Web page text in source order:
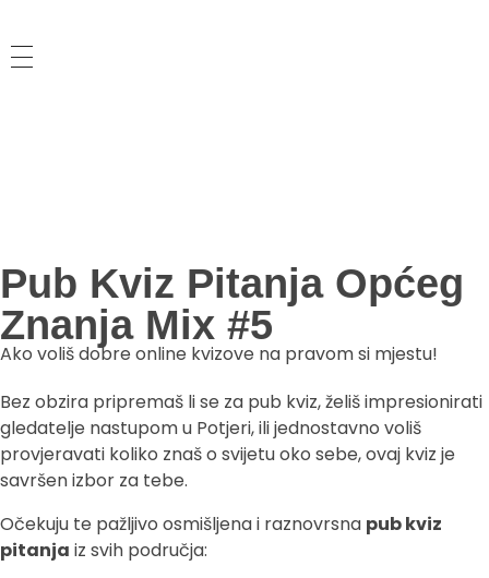
Pub Kviz Pitanja Općeg
Znanja Mix #5
Ako voliš dobre online kvizove na pravom si mjestu!
Bez obzira pripremaš li se za pub kviz, želiš impresionirati
gledatelje nastupom u Potjeri, ili jednostavno voliš
provjeravati koliko znaš o svijetu oko sebe, ovaj kviz je
savršen izbor za tebe.
Očekuju te pažljivo osmišljena i raznovrsna pub kviz
pitanja iz svih područja: